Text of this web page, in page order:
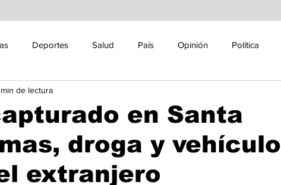
Deportes Salud País Opinión Política
Luis Río Colorado
en Santa
droga y vehículo
extranjero
de lectura